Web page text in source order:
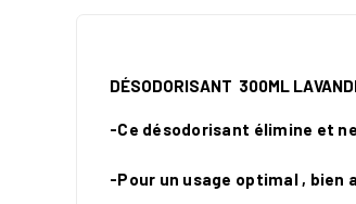
DÉSODORISANT 300ML
-Ce désodorisant élimine et
-Pour un usage optimal , bien